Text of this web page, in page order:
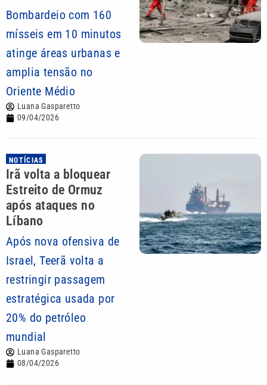
Bombardeio com 160
mísseis em 10 minutos
atinge áreas urbanas e
amplia tensão no
Oriente Médio
Luana Gasparetto
09/04/2026
NOTÍCIAS
Irã volta a bloquear
Estreito de Ormuz
após ataques no
Líbano
Após nova ofensiva de
Israel, Teerã volta a
restringir passagem
estratégica usada por
20% do petróleo
mundial
Luana Gasparetto
08/04/2026